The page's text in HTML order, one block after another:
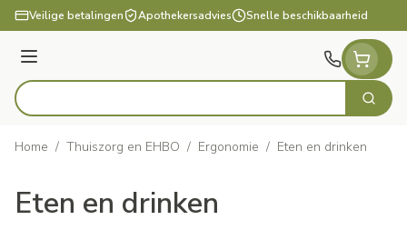
Ga naar de inhoud
Veilige betalingen Apothekersadvies Snelle beschikbaarheid
Menu
Product, merk, categorie... Zoek
Home / Thuiszorg en EHBO / Ergonomie / Eten en drinken
Eten en drinken